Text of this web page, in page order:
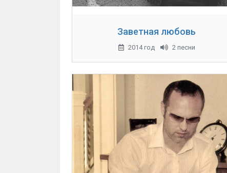
Заветная любовь
2014 год 2 песни